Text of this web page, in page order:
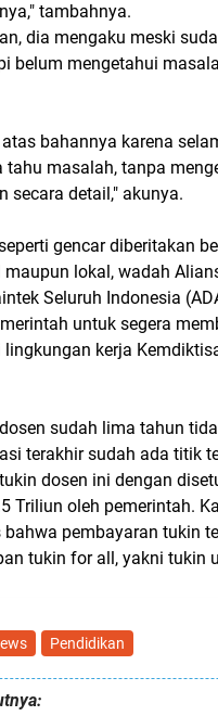
tambahnya.
dia mengaku meski
belum mengetahui
bahannya karena
tahu masalah, tanpa
secara detail," akunya.
gencar diberitakan
lokal, wadah
Seluruh Indonesia
untuk segera
lingkungan kerja
sudah lima tahun
terakhir sudah ada titik
dosen ini dengan
Triliun oleh pemerintah.
pembayaran tukin
tukin for all, yakni tukin
Pendidikan